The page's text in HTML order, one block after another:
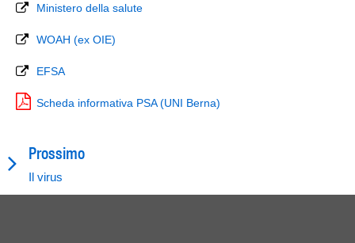
Ministero della salute
WOAH (ex OIE)
EFSA
Scheda informativa PSA (UNI Berna)
Prossimo
Il virus